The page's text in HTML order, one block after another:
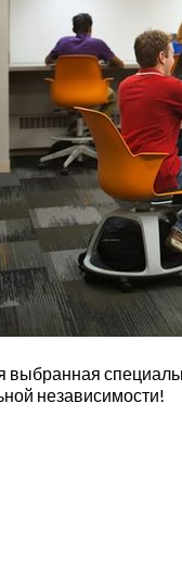
выбранная
независимости!